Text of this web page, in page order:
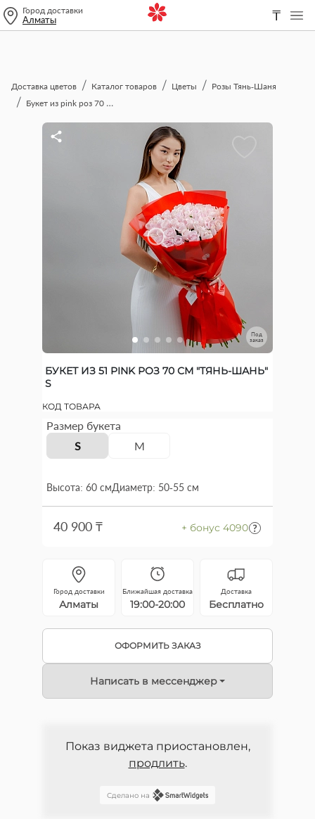
Город доставки
Алматы ₸
Доставка цветов Каталог товаров Цветы
Розы Тянь-Шаня
Букет из pink роз 70 см "Тянь-Шань"
Под
заказ
БУКЕТ ИЗ 51 PINK РОЗ 70 СМ "ТЯНЬ-ШАНЬ"
S
КОД ТОВАРА
Размер букета
S
M
Высота: 60 смДиаметр: 50-55 см
40 900 ₸ + бонус 4090
Город доставки
Алматы
Ближайшая доставка
19:00-20:00
Доставка
Бесплатно
ОФОРМИТЬ ЗАКАЗ
Написать в мессенджер
Показ виджета приостановлен,
продлить.
Сделано на